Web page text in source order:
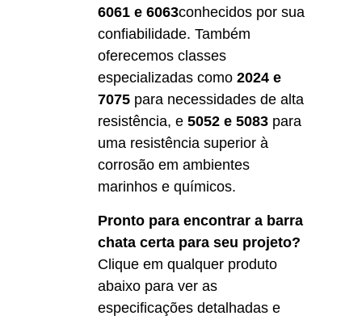
6061 e 6063conhecidos por sua
confiabilidade. Também
oferecemos classes
especializadas como2024 e
7075 para necessidades de alta
resistência, e5052 e 5083 para
uma resistência superior à
corrosão em ambientes
marinhos e químicos.
Pronto para encontrar a barra
chata certa para seu projeto?
Clique em qualquer produto
abaixo para ver as
especificações detalhadas e